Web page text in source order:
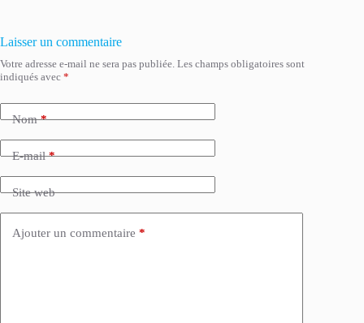
Laisser un commentaire
Votre adresse e-mail ne sera pas publiée. Les champs obligatoires sont
indiqués avec *
Nom*
E-mail*
Site web
Ajouter un commentaire *